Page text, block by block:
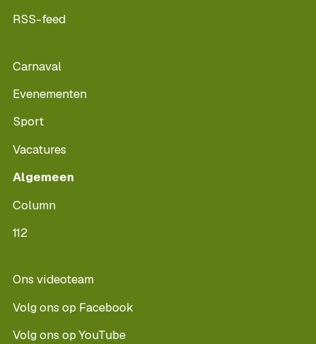
RSS-feed
Carnaval
Evenementen
Sport
Vacatures
Algemeen
Column
112
Ons videoteam
Volg ons op Facebook
Volg ons op YouTube